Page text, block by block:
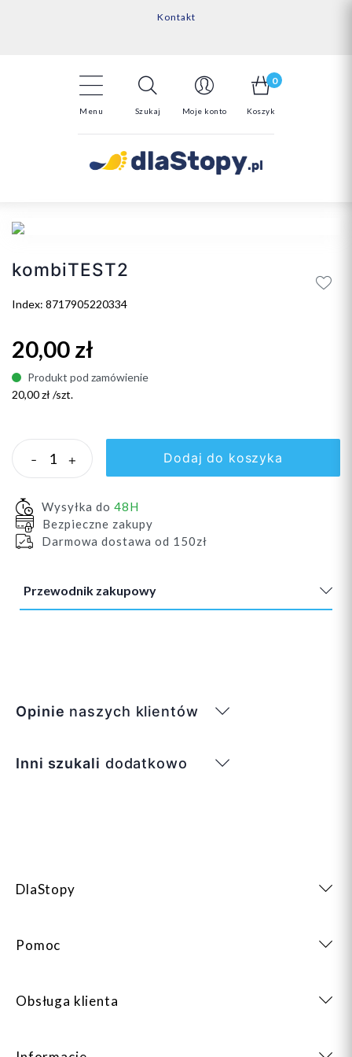
Kontakt
14 Dni na darmowy zwrot*
Menu Szukaj Moje konto
0
Koszyk
kombiTEST2
Index: 8717905220334
20,00 zł
Produkt pod zamówienie
20,00 zł /szt.
- + Dodaj do koszyka
Wysyłka do 48H
Bezpieczne zakupy
Darmowa dostawa od 150zł
Przewodnik zakupowy
Opinie naszych klientów
Inni szukali dodatkowo
DlaStopy
Pomoc
Obsługa klienta